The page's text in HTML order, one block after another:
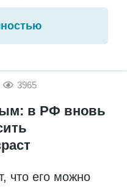
3965
в РФ вновь
что его можно